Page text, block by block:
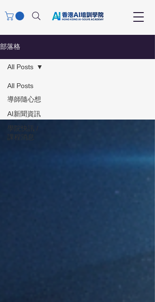
部落格
All Posts
導師隨心想
AI新聞資訊
學院快訊 /
課程消息
All Posts